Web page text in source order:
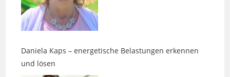
Daniela Kaps – energetische Belastungen erkennen